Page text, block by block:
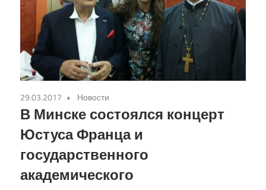
29.03.2017 Новости
В Минске состоялся концерт
Юстуса Франца и
государственного
академического